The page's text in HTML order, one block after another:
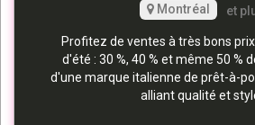
Montréal et
Profitez de ventes à très bons
d'été : 30 %, 40 % et même 50 %
d'une marque italienne de prêt-à-
alliant qualité et